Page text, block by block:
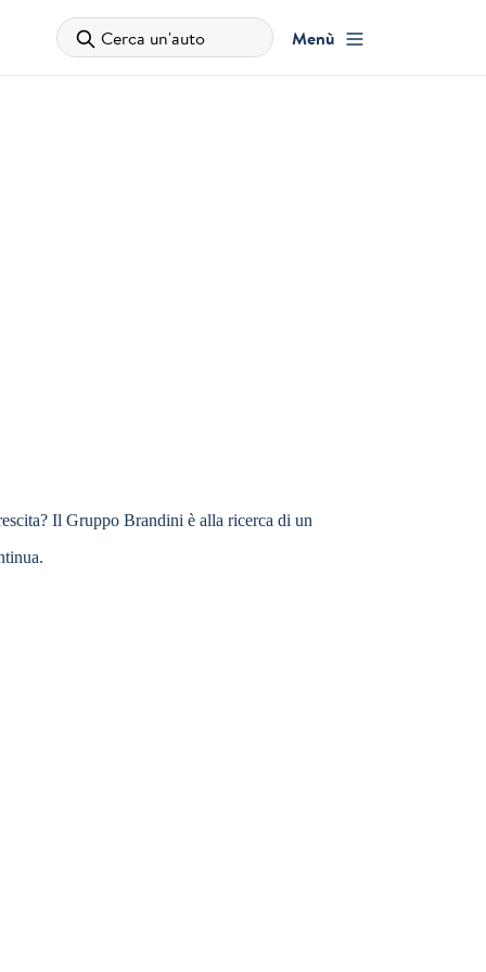
Cerca un'auto Menù
Il Gruppo Brandini è alla ricerca di un